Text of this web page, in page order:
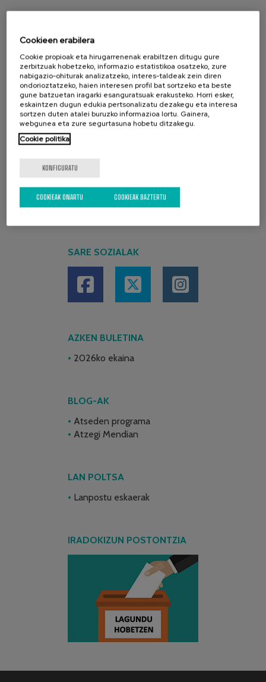
AZKEN KANPAINA
SARE SOZIALAK
AZKEN BULETINA
2026ko ekaina
BLOG-AK
Atseden programa
Atzegi Mendian
LAN POLTSA
Lanpostu eskaerak
IRADOKIZUN POSTONTZIA
Cookieen erabilera
Cookie propioak eta hirugarrenenak erabiltzen ditugu gure
zerbitzuak hobetzeko, informazio estatistikoa osatzeko, zure
nabigazio-ohiturak analizatzeko, interes-taldeak zein diren
ondorioztatzeko, haien interesen profil bat sortzeko eta beste
gune batzuetan iragarki esanguratsuak erakusteko. Horri esker,
eskaintzen dugun edukia pertsonalizatu dezakegu eta interesa
sortzen duten atalei buruzko informazioa lortu. Gainera,
webgunea eta zure segurtasuna hobetu ditzakegu.
Cookie politika
KONFIGURATU
COOKIEAK BAZTERTU
COOKIEAK ONARTU